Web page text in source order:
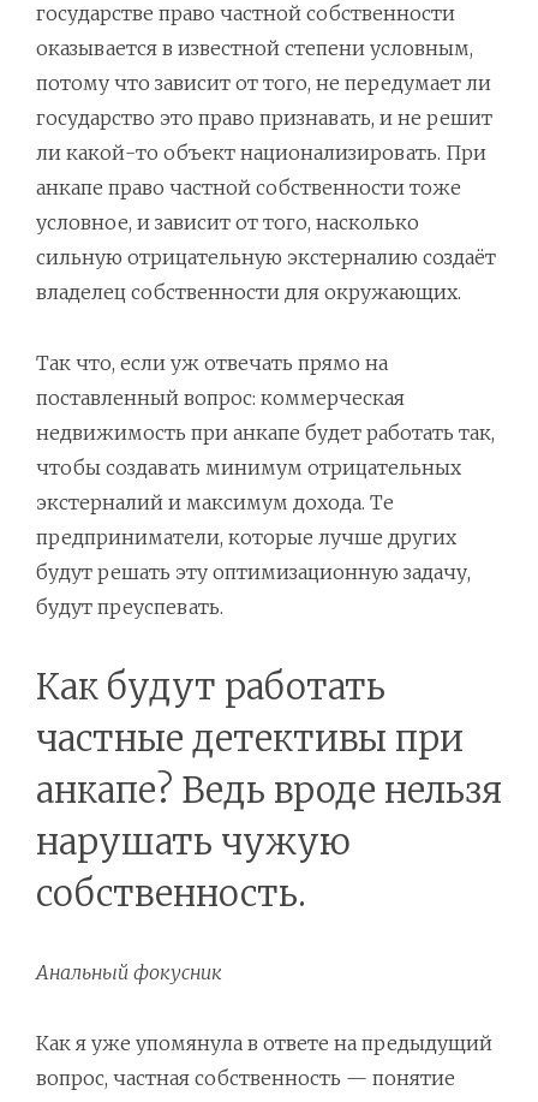
государстве право частной собственности
оказывается в известной степени условным,
потому что зависит от того, не передумает ли
государство это право признавать, и не решит
ли какой-то объект национализировать. При
анкапе право частной собственности тоже
условное, и зависит от того, насколько
сильную отрицательную экстерналию создаёт
владелец собственности для окружающих.
Так что, если уж отвечать прямо на
поставленный вопрос: коммерческая
недвижимость при анкапе будет работать так,
чтобы создавать минимум отрицательных
экстерналий и максимум дохода. Те
предприниматели, которые лучше других
будут решать эту оптимизационную задачу,
будут преуспевать.
Как будут работать
частные детективы при
анкапе? Ведь вроде нельзя
нарушать чужую
собственность.
Анальный фокусник
Как я уже упомянула в ответе на предыдущий
вопрос, частная собственность — понятие